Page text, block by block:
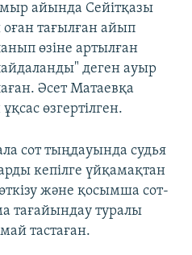
айында Сейітқазы
тағылған айып
өзіне артылған
деген ауыр
Әсет Матаевқа
өзгертілген.
сот тыңдауында судья
кепілге үйқамақтан
және қосымша сот-
тағайындау туралы
тастаған.